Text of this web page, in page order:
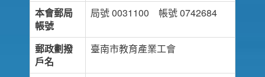
本會郵局
帳號
局號 0031100 帳號 0742684
郵政劃撥
戶名
臺南市教育產業工會